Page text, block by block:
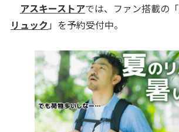
アスキーストアでは、ファン搭載の「
リュック 」を予約受付中。